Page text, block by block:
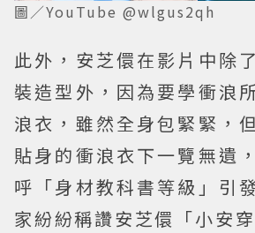
圖／YouTube @wlgus2qh
此外，安芝儇在影片中除
裝造型外，因為要學衝浪
浪衣，雖然全身包緊緊，
貼身的衝浪衣下一覽無遺
呼「身材教科書等級」引
家紛紛稱讚安芝儇「小安